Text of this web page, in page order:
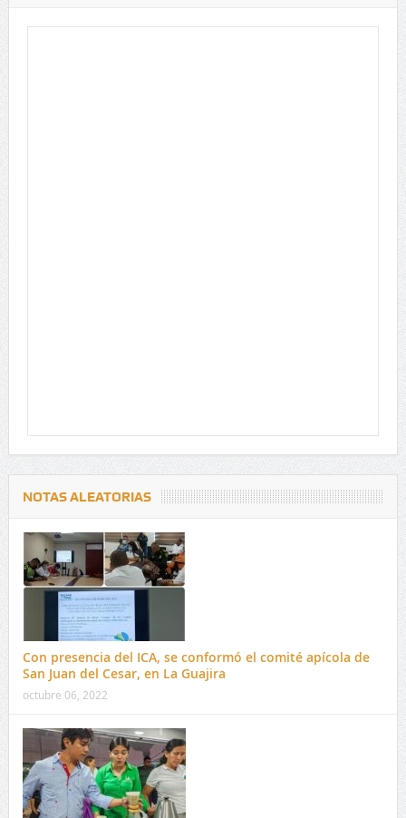
NOTAS ALEATORIAS
Con presencia del ICA, se conformó el comité apícola de
San Juan del Cesar, en La Guajira
octubre 06, 2022